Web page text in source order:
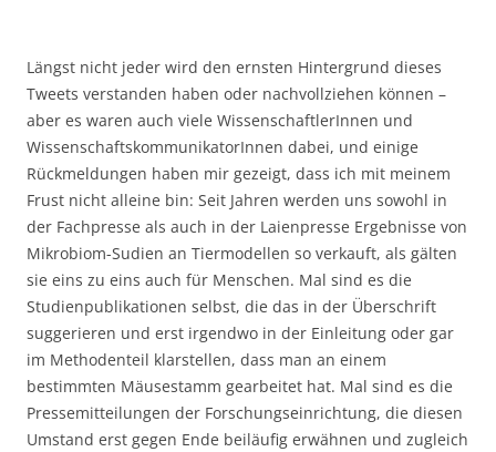
Längst nicht jeder wird den ernsten Hintergrund dieses
Tweets verstanden haben oder nachvollziehen können –
aber es waren auch viele WissenschaftlerInnen und
WissenschaftskommunikatorInnen dabei, und einige
Rückmeldungen haben mir gezeigt, dass ich mit meinem
Frust nicht alleine bin: Seit Jahren werden uns sowohl in
der Fachpresse als auch in der Laienpresse Ergebnisse von
Mikrobiom-Sudien an Tiermodellen so verkauft, als gälten
sie eins zu eins auch für Menschen. Mal sind es die
Studienpublikationen selbst, die das in der Überschrift
suggerieren und erst irgendwo in der Einleitung oder gar
im Methodenteil klarstellen, dass man an einem
bestimmten Mäusestamm gearbeitet hat. Mal sind es die
Pressemitteilungen der Forschungseinrichtung, die diesen
Umstand erst gegen Ende beiläufig erwähnen und zugleich